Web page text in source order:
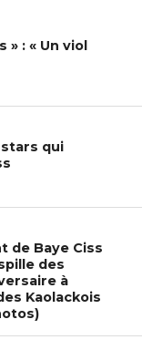
» : « Un viol
stars qui
de Baye Ciss
des
à
Kaolackois